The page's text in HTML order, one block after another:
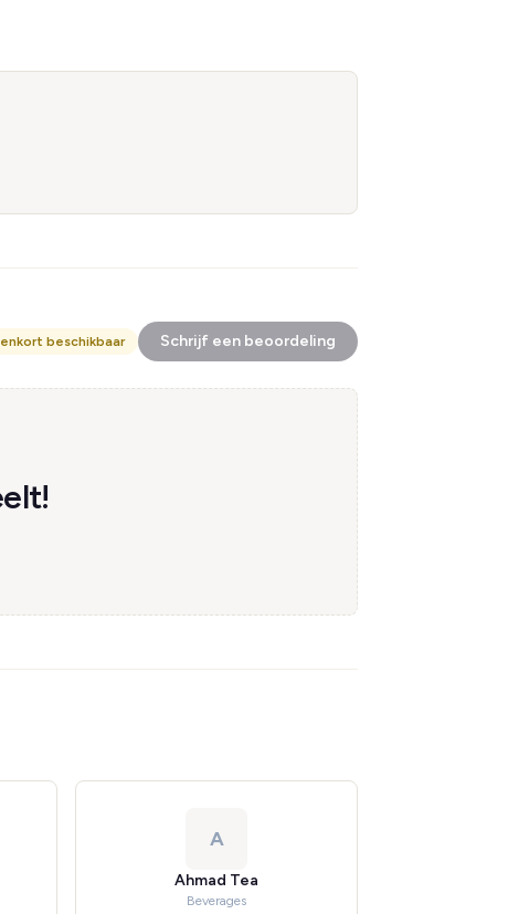
beschikbaar Schrijf een beoordeling
A
Ahmad Tea
Beverages